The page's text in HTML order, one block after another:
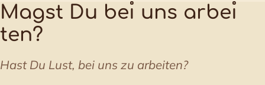
Magst Du beı uns arbeı
ten?
Hast Du Lust, bei uns zu arbeiten?